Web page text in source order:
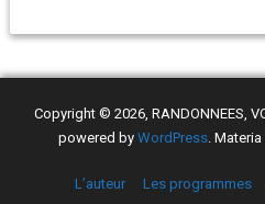
Copyright © 2026, RANDONNEES,
powered by WordPress.
L’auteur Les programmes